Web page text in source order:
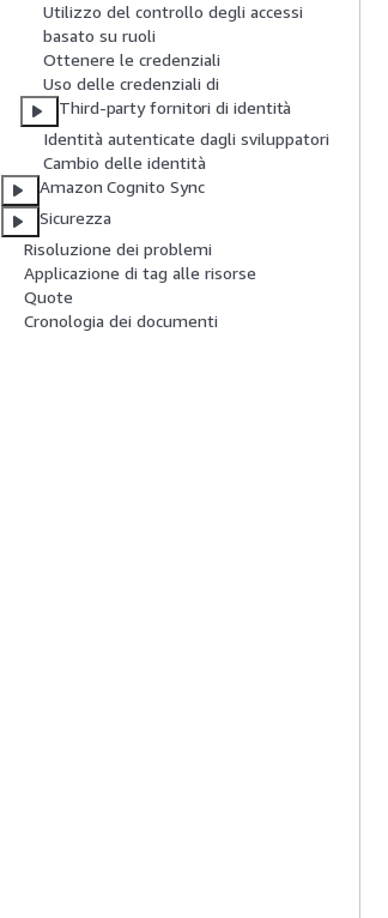
Utilizzo del controllo degli accessi
basato su ruoli
Ottenere le credenziali
Uso delle credenziali di
Third-party fornitori di identità
Identità autenticate dagli sviluppatori
Cambio delle identità
Amazon Cognito Sync
Sicurezza
Risoluzione dei problemi
Applicazione di tag alle risorse
Quote
Cronologia dei documenti